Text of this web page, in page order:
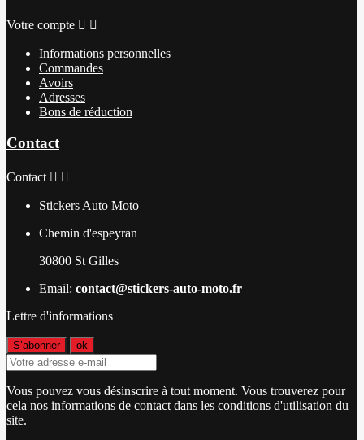
Votre compte  
Informations personnelles
Commandes
Avoirs
Adresses
Bons de réduction
Contact
Contact  
Stickers Auto Moto
Chemin d'espeyran
30800 St Gilles
Email: contact@stickers-auto-moto.fr
Lettre d'informations
Vous pouvez vous désinscrire à tout moment. Vous trouverez pour
cela nos informations de contact dans les conditions d'utilisation du
site.